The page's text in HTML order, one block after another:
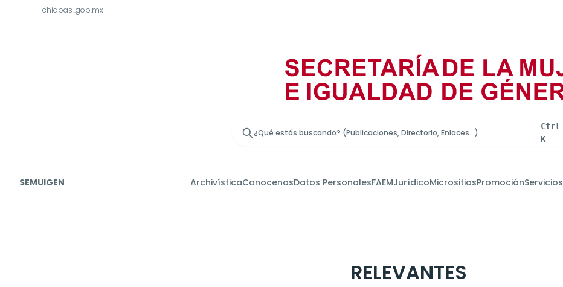
chiapas .gob.mx
¿Qué estás buscando? (Publicaciones, Directorio, Enlaces...)
Ctrl
K
SEMUIGEN ArchivísticaConocenosDatos PersonalesFAEMJurídicoMicrositiosPromociónServicios
RELEVANTES